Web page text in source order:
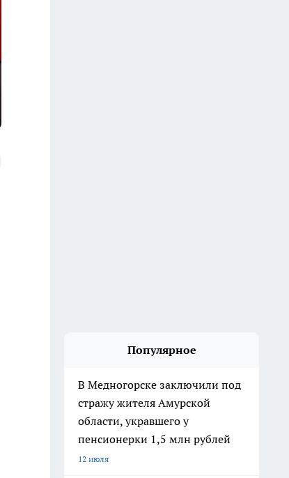
Популярное
В Медногорске заключили под
стражу жителя Амурской
области, укравшего у
пенсионерки 1,5 млн рублей
12 июля